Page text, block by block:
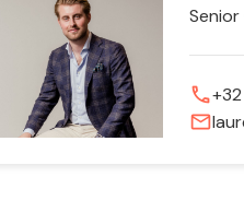
phone
mail